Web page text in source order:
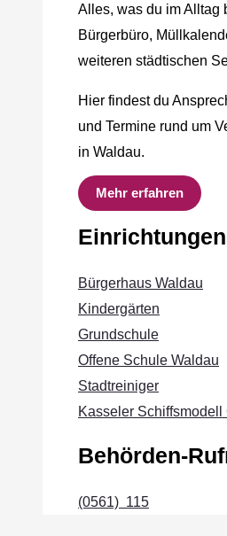
Alles, was du im Alltag
Bürgerbüro,
weiteren städtischen
Hier findest du
und Termine rund um
in Waldau.
Mehr erfahren
Einrichtungen
Bürgerhaus Waldau
Kindergärten
Grundschule
Offene Schule Waldau
Stadtreiniger
Kasseler Schiffsmodell
Behörden-
(0561) 115